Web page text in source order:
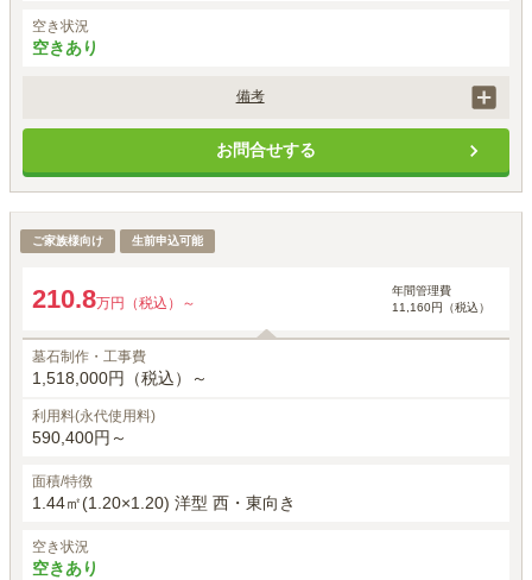
空き状況
空きあり
備考
価格には、正面彫刻、建立者名、建立年月日、家紋は石塔価格に含まれ
お戒名彫刻は、1霊体目33,000円(税込) 2霊体目以降22,000(税込)がかか
ります。
別途、申込時に手桶使用料5,500円(税込)が必要です。
お問合せする
四方ゆとり墓所
ご家族様向け 生前申込可能
210.8万円（税込）～
年間管理費
11,160円（税込）
墓石制作・工事費
1,518,000円（税込）～
利用料(永代使用料)
590,400円～
面積/特徴
1.44㎡(1.20×1.20) 洋型 西・東向き
空き状況
空きあり